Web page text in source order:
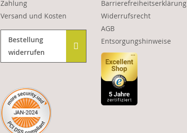
Zahlung
Versand und Kosten
Bestellung
widerrufen
Barrierefreiheitserklärung
Widerrufsrecht
AGB
Entsorgungshinweise